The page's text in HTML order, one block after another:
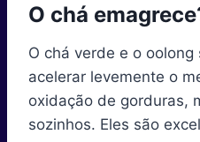
O chá
O chá verde e o
acelerar levemente o
oxidação de gorduras,
sozinhos. Eles são